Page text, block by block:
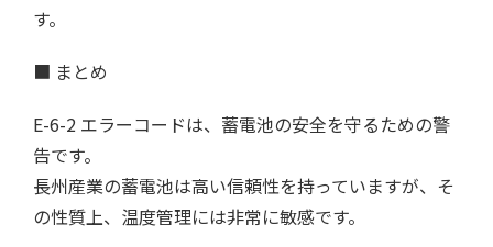
す。
■ まとめ
E-6-2 エラーコードは、蓄電池の安全を守るための警
告です。
長州産業の蓄電池は高い信頼性を持っていますが、そ
の性質上、温度管理には非常に敏感です。